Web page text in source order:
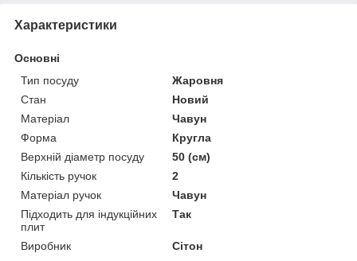
Характеристики
Основні
Тип посуду
Жаровня
Стан
Новий
Матеріал
Чавун
Форма
Кругла
Верхній діаметр посуду
50 (см)
Кількість ручок
2
Матеріал ручок
Чавун
Підходить для індукційних
плит
Так
Виробник
Сітон